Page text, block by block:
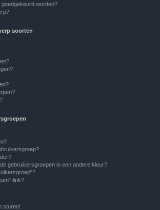
worden?
soorten
gebruikersgroepen in een andere kleur?
link?
sturen!